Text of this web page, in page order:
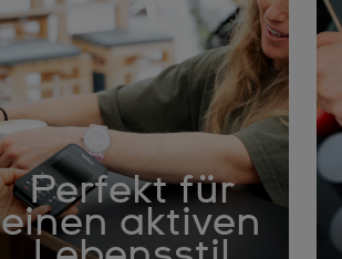
Perfekt für
einen aktiven